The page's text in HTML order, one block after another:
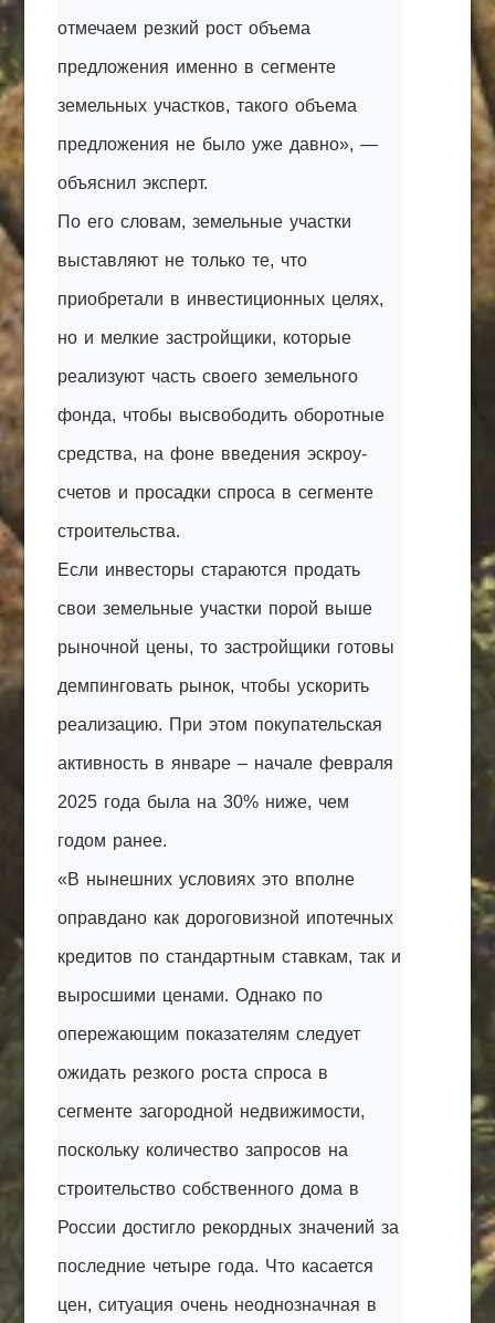
отмечаем резкий рост объема
предложения именно в сегменте
земельных участков, такого объема
предложения не было уже давно», —
объяснил эксперт.
По его словам, земельные участки
выставляют не только те, что
приобретали в инвестиционных целях,
но и мелкие застройщики, которые
реализуют часть своего земельного
фонда, чтобы высвободить оборотные
средства, на фоне введения эскроу-
счетов и просадки спроса в сегменте
строительства.
Если инвесторы стараются продать
свои земельные участки порой выше
рыночной цены, то застройщики готовы
демпинговать рынок, чтобы ускорить
реализацию. При этом покупательская
активность в январе – начале февраля
2025 года была на 30% ниже, чем
годом ранее.
«В нынешних условиях это вполне
оправдано как дороговизной ипотечных
кредитов по стандартным ставкам, так и
выросшими ценами. Однако по
опережающим показателям следует
ожидать резкого роста спроса в
сегменте загородной недвижимости,
поскольку количество запросов на
строительство собственного дома в
России достигло рекордных значений за
последние четыре года. Что касается
цен, ситуация очень неоднозначная в